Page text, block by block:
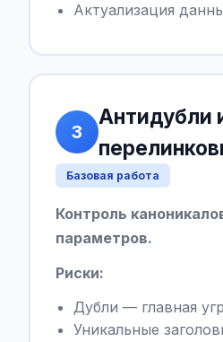
Актуализация
3
Антидубли
Базовая работа
Контроль
параметров.
Риски:
Дубли — главная
Уникальные